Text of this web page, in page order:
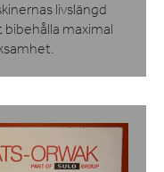
livslängd
maximal